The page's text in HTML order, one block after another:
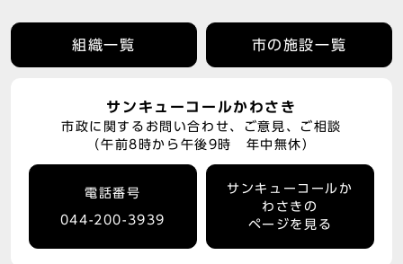
組織一覧 市の施設一覧
サンキューコールかわさき
市政に関するお問い合わせ、ご意見、ご相談
（午前8時から午後9時 年中無休）
電話番号
044-200-3939
サンキューコールか
わさきの
ページを見る